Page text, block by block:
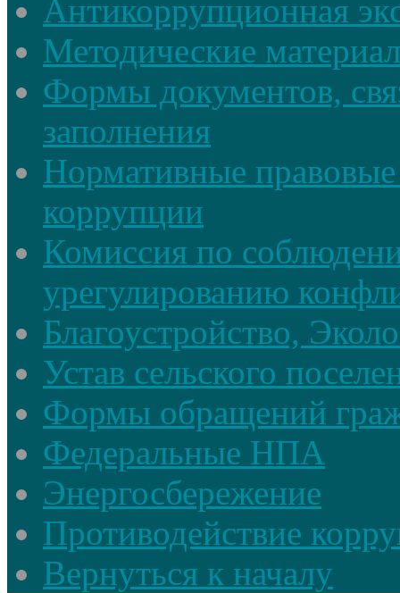
Антикоррупционная
Методические
Формы документов,
заполнения
Нормативные
коррупции
Комиссия по
урегулированию
Благоустройство,
Устав сельского
Формы обращений
Федеральные НПА
Энергосбережение
Противодействие
Вернуться к началу